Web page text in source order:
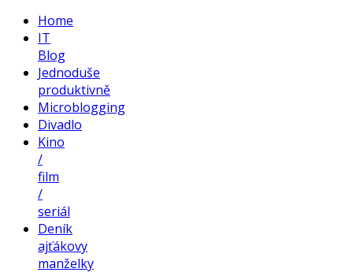
Home
IT
Blog
Jednoduše
produktivně
Microblogging
Divadlo
Kino
/
film
/
seriál
Deník
ajťákovy
manželky